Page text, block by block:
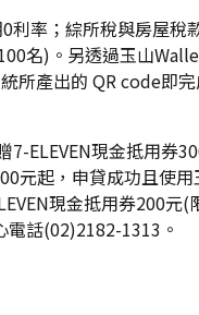
利率；綜所稅與房屋稅
名)。另透過玉山
所產出的 QR code即
ELEVEN現金抵用券
元起，申貸成功且使用
現金抵用券200元(
電話(02)2182-1313。